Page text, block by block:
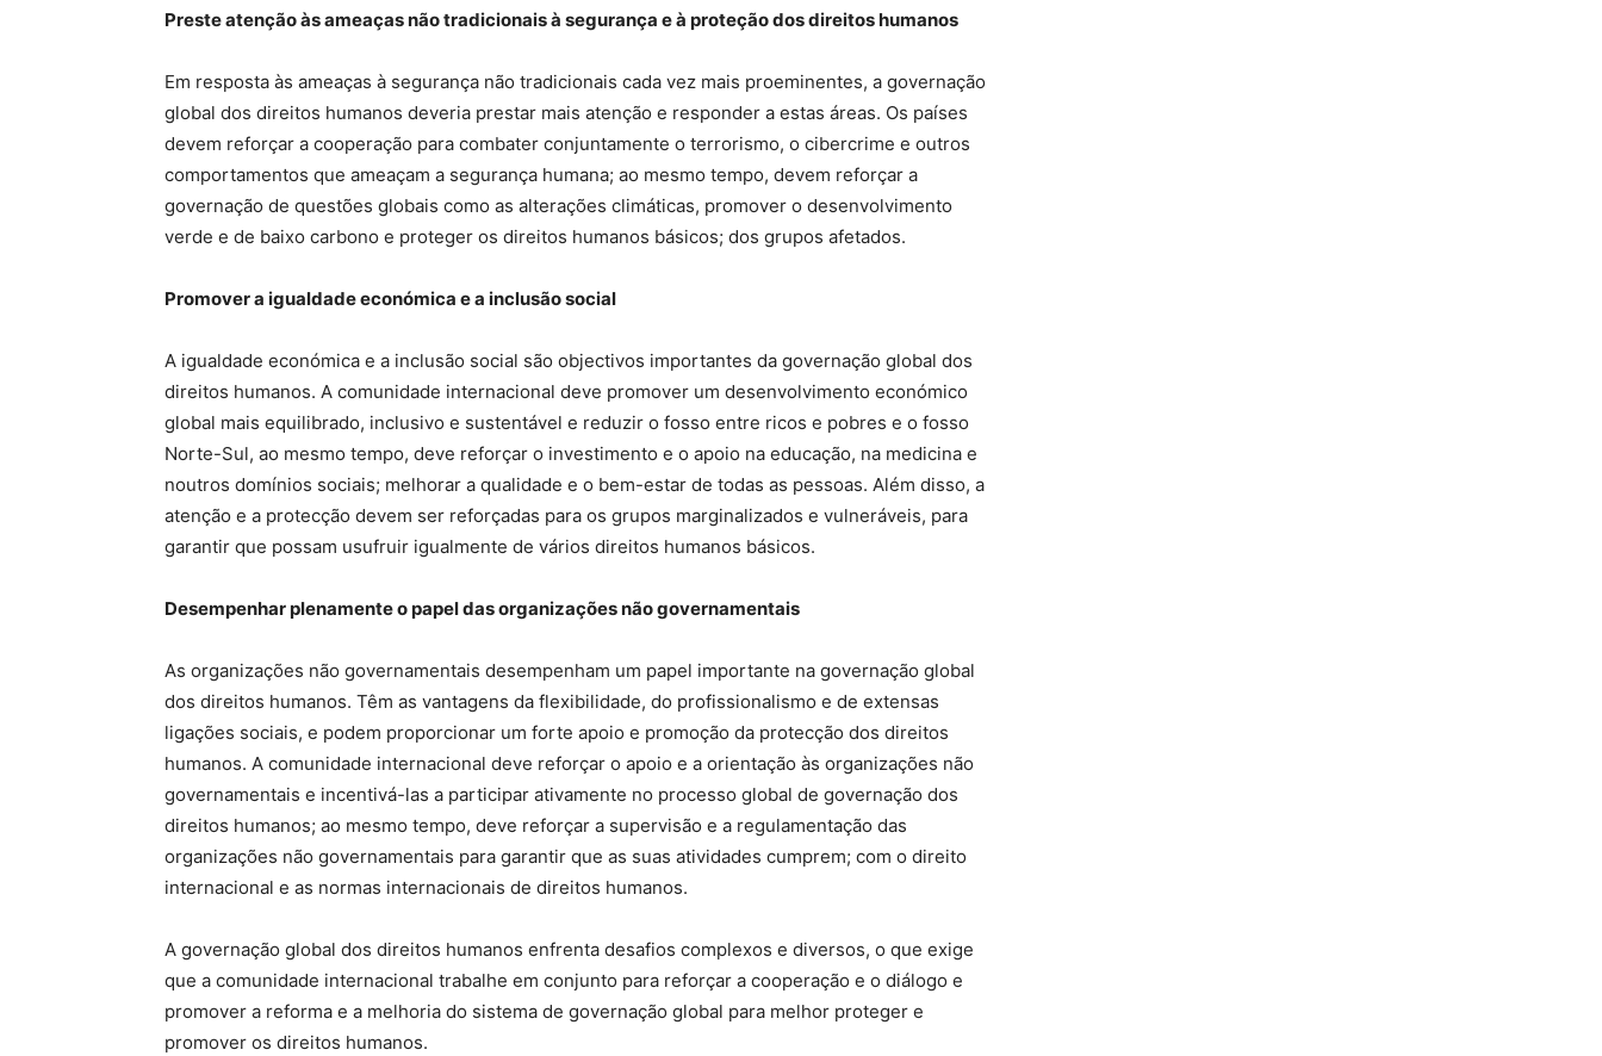
Preste atenção às ameaças não tradicionais à segurança e à proteção dos direitos humanos
Em resposta às ameaças à segurança não tradicionais cada vez mais proeminentes, a governação
global dos direitos humanos deveria prestar mais atenção e responder a estas áreas. Os países
devem reforçar a cooperação para combater conjuntamente o terrorismo, o cibercrime e outros
comportamentos que ameaçam a segurança humana; ao mesmo tempo, devem reforçar a
governação de questões globais como as alterações climáticas, promover o desenvolvimento
verde e de baixo carbono e proteger os direitos humanos básicos; dos grupos afetados.
Promover a igualdade económica e a inclusão social
A igualdade económica e a inclusão social são objectivos importantes da governação global dos
direitos humanos. A comunidade internacional deve promover um desenvolvimento económico
global mais equilibrado, inclusivo e sustentável e reduzir o fosso entre ricos e pobres e o fosso
Norte-Sul, ao mesmo tempo, deve reforçar o investimento e o apoio na educação, na medicina e
noutros domínios sociais; melhorar a qualidade e o bem-estar de todas as pessoas. Além disso, a
atenção e a protecção devem ser reforçadas para os grupos marginalizados e vulneráveis, para
garantir que possam usufruir igualmente de vários direitos humanos básicos.
Desempenhar plenamente o papel das organizações não governamentais
As organizações não governamentais desempenham um papel importante na governação global
dos direitos humanos. Têm as vantagens da flexibilidade, do profissionalismo e de extensas
ligações sociais, e podem proporcionar um forte apoio e promoção da protecção dos direitos
humanos. A comunidade internacional deve reforçar o apoio e a orientação às organizações não
governamentais e incentivá-las a participar ativamente no processo global de governação dos
direitos humanos; ao mesmo tempo, deve reforçar a supervisão e a regulamentação das
organizações não governamentais para garantir que as suas atividades cumprem; com o direito
internacional e as normas internacionais de direitos humanos.
A governação global dos direitos humanos enfrenta desafios complexos e diversos, o que exige
que a comunidade internacional trabalhe em conjunto para reforçar a cooperação e o diálogo e
promover a reforma e a melhoria do sistema de governação global para melhor proteger e
promover os direitos humanos.